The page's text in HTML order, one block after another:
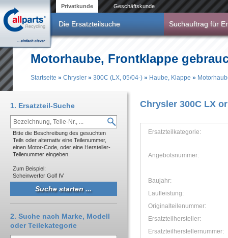
Privatkunde Geschäftskunde
Die Ersatzteilsuche Suchauftrag für
Motorhaube, Frontklappe
Startseite » Chrysler » 300C (LX, 05/04-) » Haube, Klappe »
Chrysler 300C LX
Ersatzteilkategorie:
Angebotsnummer:
Baujahr:
Laufleistung:
Originalteilenummer:
Ersatzteilhersteller:
Ersatzteilherstellernummer:
1. Ersatzteil-Suche
Bitte die Beschreibung des gesuchten
Teils oder alternativ eine Teilenummer,
einen Motor-Code, oder eine Hersteller-
Teilenummer eingeben.
Zum Beispiel:
Scheinwerfer Golf IV
2. Suche nach Marke, Modell
oder Teilekategorie